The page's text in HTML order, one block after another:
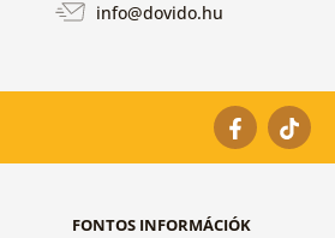
info@dovido.hu
FONTOS INFORMÁCIÓK